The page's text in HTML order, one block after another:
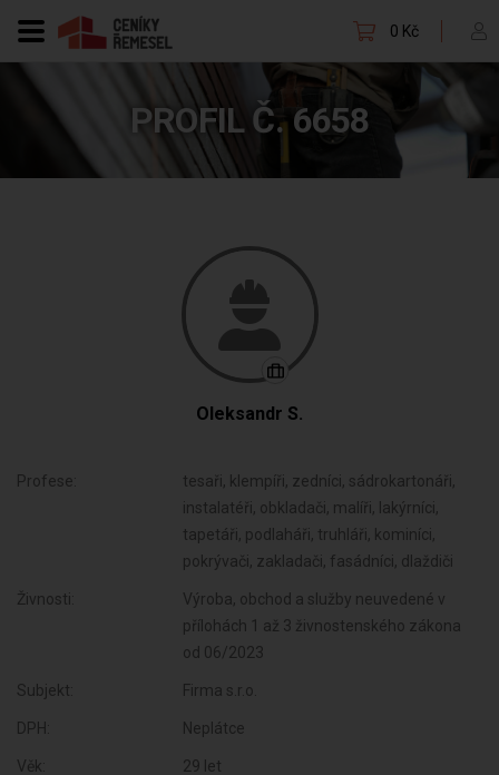
0 Kč
PROFIL Č. 6658
Oleksandr S.
Profese:
tesaři, klempíři, zedníci, sádrokartonáři,
instalatéři, obkladači, malíři, lakýrníci,
tapetáři, podlaháři, truhláři, kominíci,
pokrývači, zakladači, fasádníci, dlaždiči
Živnosti:
Výroba, obchod a služby neuvedené v
přílohách 1 až 3 živnostenského zákona
od 06/2023
Subjekt: Firma s.r.o.
DPH: Neplátce
Věk: 29 let